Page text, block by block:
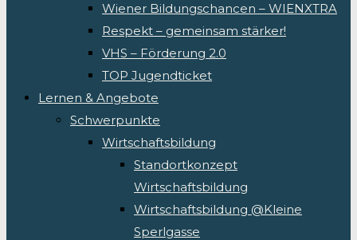
Wiener Bildungschancen – WIENXTRA
Respekt – gemeinsam stärker!
VHS – Förderung 2.0
TOP Jugendticket
Lernen & Angebote
Schwerpunkte
Wirtschaftsbildung
Standortkonzept
Wirtschaftsbildung
Wirtschaftsbildung @Kleine
Sperlgasse